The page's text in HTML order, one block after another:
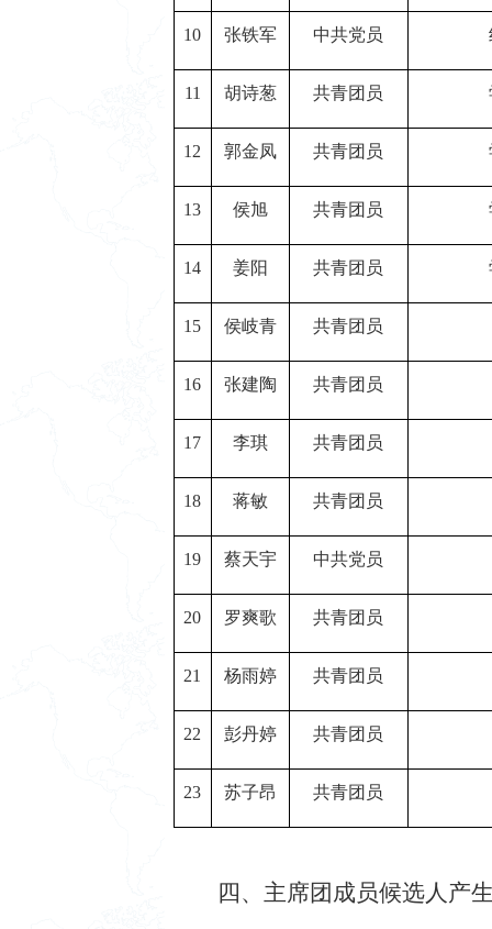
10 张铁军 中共党员
11 胡诗葱 共青团员
12 郭金凤 共青团员
13 侯旭 共青团员
14 姜阳 共青团员
15 侯岐青 共青团员
16 张建陶 共青团员
17 李琪 共青团员
18 蒋敏 共青团员
19 蔡天宇 中共党员
20 罗爽歌 共青团员
21 杨雨婷 共青团员
22 彭丹婷 共青团员
23 苏子昂 共青团员
四、主席团成员候选人产